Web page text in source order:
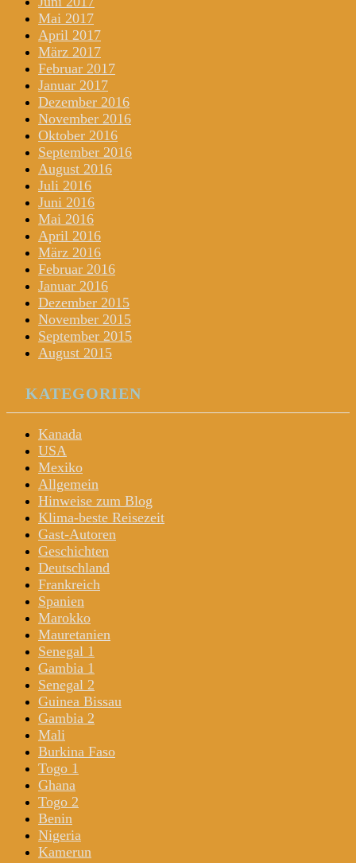
Mai 2017
April 2017
März 2017
Februar 2017
Januar 2017
Dezember 2016
November 2016
Oktober 2016
September 2016
August 2016
Juli 2016
Juni 2016
Mai 2016
April 2016
März 2016
Februar 2016
Januar 2016
Dezember 2015
November 2015
September 2015
August 2015
KATEGORIEN
Kanada
USA
Mexiko
Allgemein
Hinweise zum Blog
Klima-beste Reisezeit
Gast-Autoren
Geschichten
Deutschland
Frankreich
Spanien
Marokko
Mauretanien
Senegal 1
Gambia 1
Senegal 2
Guinea Bissau
Gambia 2
Mali
Burkina Faso
Togo 1
Ghana
Togo 2
Benin
Nigeria
Kamerun